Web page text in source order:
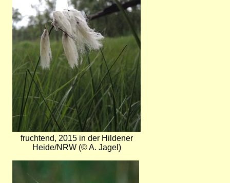
fruchtend, 2015 in der Hildener
Heide/NRW (© A. Jagel)